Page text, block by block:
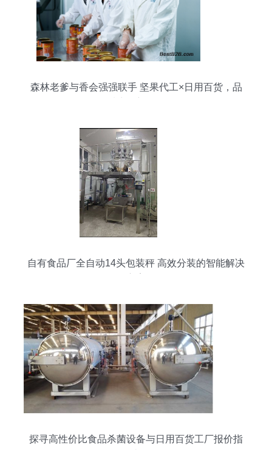
森林老爹与香会强强联手 坚果代工×日用百货，品
自有食品厂全自动14头包装秤 高效分装的智能解决
探寻高性价比食品杀菌设备与日用百货工厂报价指